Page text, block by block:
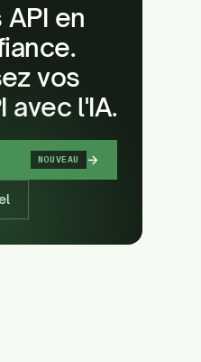
en
vos
avec l'IA.
NOUVEAU →